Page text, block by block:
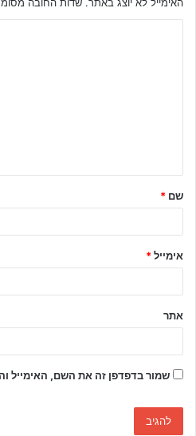
האימייל לא יוצג באתר. שדות החובה
ש
ל
שם *
אימייל*
אתר
שמור בדפדפן זה את השם, האימייל